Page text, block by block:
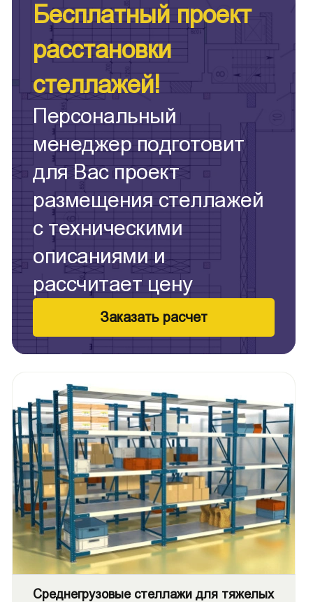
Бесплатный проект
расстановки
стеллажей!
Персональный
менеджер подготовит
для Вас проект
размещения стеллажей
с техническими
описаниями и
рассчитает цену
Заказать расчет
Среднегрузовые стеллажи для тяжелых